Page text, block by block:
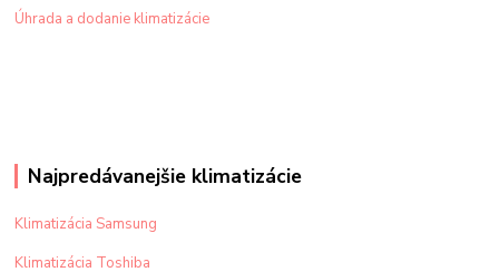
Úhrada a dodanie klimatizácie
Najpredávanejšie klimatizácie
Klimatizácia Samsung
Klimatizácia Toshiba